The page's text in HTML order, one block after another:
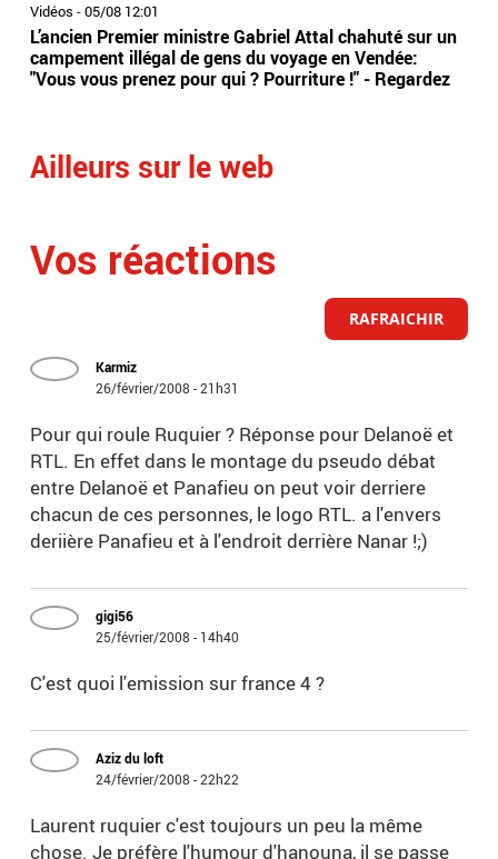
Vidéos -05/08 12:01
L’ancien Premier ministre Gabriel Attal chahuté sur un
campement illégal de gens du voyage en Vendée:
"Vous vous prenez pour qui ? Pourriture !" - Regardez
Ailleurs sur le web
Vos réactions
RAFRAICHIR
Karmiz
26/février/2008 - 21h31
Pour qui roule Ruquier ? Réponse pour Delanoë et
RTL. En effet dans le montage du pseudo débat
entre Delanoë et Panafieu on peut voir derriere
chacun de ces personnes, le logo RTL. a l'envers
deriière Panafieu et à l'endroit derrière Nanar !;)
gigi56
25/février/2008 - 14h40
C'est quoi l'emission sur france 4 ?
Aziz du loft
24/février/2008 - 22h22
Laurent ruquier c'est toujours un peu la même
chose. Je préfère l'humour d'hanouna, il se passe